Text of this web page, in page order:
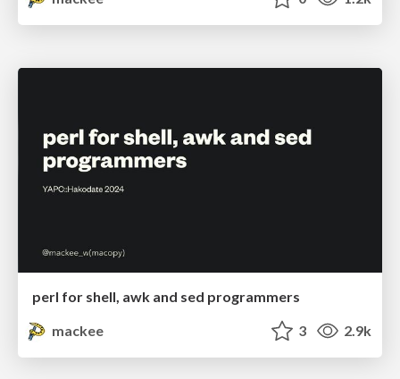
perl for shell, awk and sed programmers
mackee
3 2.9k